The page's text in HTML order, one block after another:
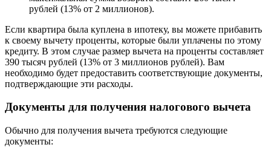
рублей (13% от 2 миллионов).
Если квартира была куплена в ипотеку, вы можете прибавить
к своему вычету проценты, которые были уплачены по этому
кредиту. В этом случае размер вычета на проценты составляет
390 тысяч рублей (13% от 3 миллионов рублей). Вам
необходимо будет предоставить соответствующие документы,
подтверждающие эти расходы.
Документы для получения налогового вычета
Обычно для получения вычета требуются следующие
документы: